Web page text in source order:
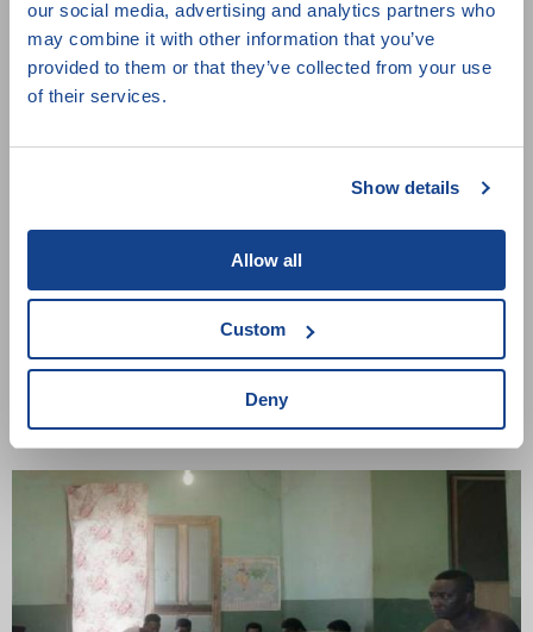
our social media, advertising and analytics partners who
may combine it with other information that you’ve
provided to them or that they’ve collected from your use
of their services.
Show details
Allow all
Custom
Deny
Daniela Meressa Rusnoková, 2024, Slovensko, 80 min.